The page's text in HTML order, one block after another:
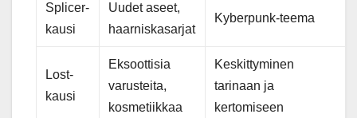
Splicer-
kausi
Uudet aseet,
haarniskasarjat
Kyberpunk-teema
Lost-
kausi
Eksoottisia
varusteita,
kosmetiikkaa
Keskittyminen
tarinaan ja
kertomiseen